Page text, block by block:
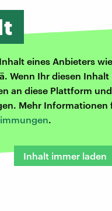
eines Anbieters wie
Wenn Ihr diesen Inhalt
an diese Plattform und
Mehr Informationen
.
Inhalt immer laden